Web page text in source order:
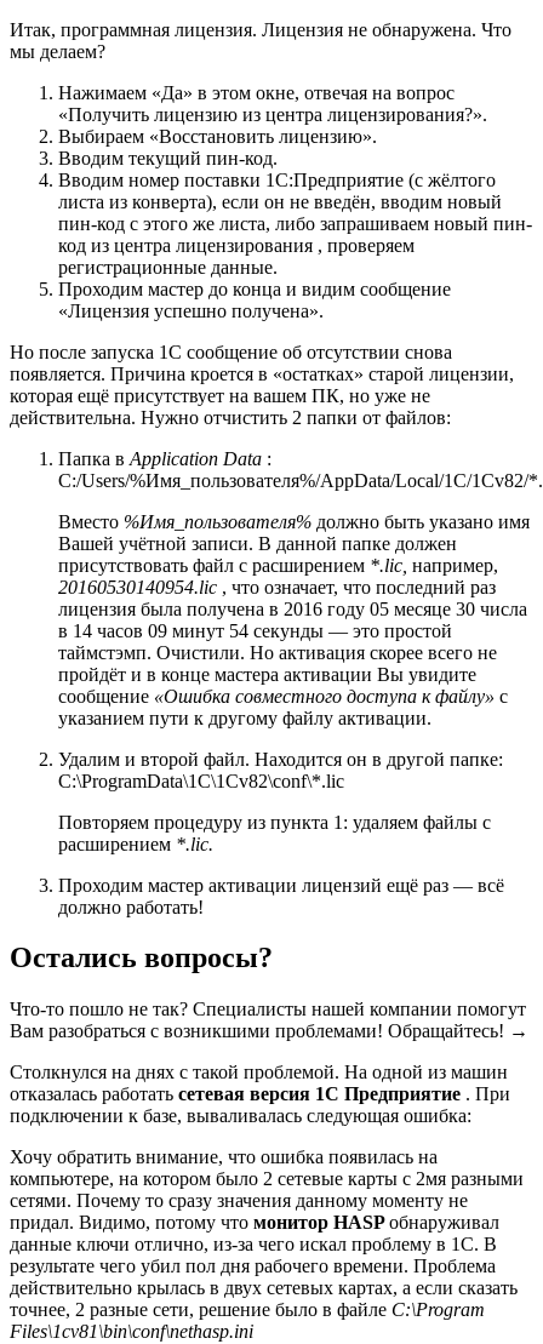
Итак, программная лицензия. Лицензия не обнаружена. Что
мы делаем?
Нажимаем «Да» в этом окне, отвечая на вопрос
«Получить лицензию из центра лицензирования?».
Выбираем «Восстановить лицензию».
Вводим текущий пин-код.
Вводим номер поставки 1С:Предприятие (с жёлтого
листа из конверта), если он не введён, вводим новый
пин-код с этого же листа, либо запрашиваем новый пин-
код из центра лицензирования , проверяем
регистрационные данные.
Проходим мастер до конца и видим сообщение
«Лицензия успешно получена».
Но после запуска 1С сообщение об отсутствии снова
появляется. Причина кроется в «остатках» старой лицензии,
которая ещё присутствует на вашем ПК, но уже не
действительна. Нужно отчистить 2 папки от файлов:
Папка в Application Data :
C:/Users/%Имя_пользователя%/AppData/Local/1C/1Cv82/
Вместо %Имя_пользователя% должно быть указано имя
Вашей учётной записи. В данной папке должен
присутствовать файл с расширением *.lic, например,
20160530140954.lic , что означает, что последний раз
лицензия была получена в 2016 году 05 месяце 30 числа
в 14 часов 09 минут 54 секунды — это простой
таймстэмп. Очистили. Но активация скорее всего не
пройдёт и в конце мастера активации Вы увидите
сообщение «Ошибка совместного доступа к файлу» с
указанием пути к другому файлу активации.
Удалим и второй файл. Находится он в другой папке:
C:\ProgramData\1C\1Cv82\conf\*.lic
Повторяем процедуру из пункта 1: удаляем файлы с
расширением *.lic.
Проходим мастер активации лицензий ещё раз — всё
должно работать!
Остались вопросы?
Что-то пошло не так? Специалисты нашей компании помогут
Вам разобраться с возникшими проблемами! Обращайтесь! →
Столкнулся на днях с такой проблемой. На одной из машин
отказалась работать сетевая версия 1С Предприятие . При
подключении к базе, вываливалась следующая ошибка:
Хочу обратить внимание, что ошибка появилась на
компьютере, на котором было 2 сетевые карты с 2мя разными
сетями. Почему то сразу значения данному моменту не
придал. Видимо, потому что монитор HASPобнаруживал
данные ключи отлично, из-за чего искал проблему в 1С. В
результате чего убил пол дня рабочего времени. Проблема
действительно крылась в двух сетевых картах, а если сказать
точнее, 2 разные сети, решение было в файле C:\Program
Files\1cv81\bin\conf\nethasp.ini